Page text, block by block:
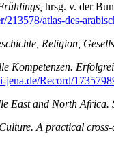
hrsg. v. der
atlas-des-
Religion,
Kompetenzen.
jena.de/Record/
East and North
A practical